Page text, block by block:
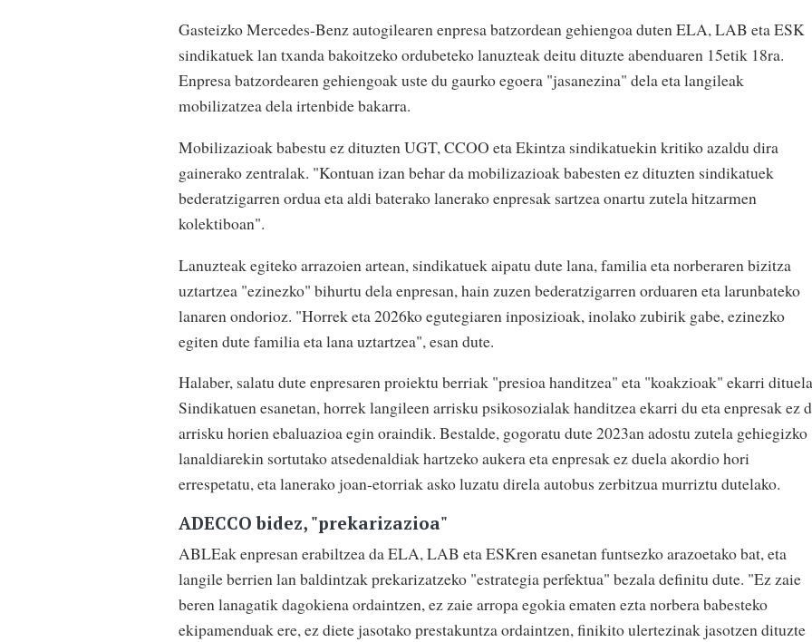
Gasteizko Mercedes-Benz autogilearen enpresa batzordean gehiengoa duten ELA, LAB eta ESK
sindikatuek lan txanda bakoitzeko ordubeteko lanuzteak deitu dituzte abenduaren 15etik 18ra.
Enpresa batzordearen gehiengoak uste du gaurko egoera "jasanezina" dela eta langileak
mobilizatzea dela irtenbide bakarra.
Mobilizazioak babestu ez dituzten UGT, CCOO eta Ekintza sindikatuekin kritiko azaldu dira
gainerako zentralak. "Kontuan izan behar da mobilizazioak babesten ez dituzten sindikatuek
bederatzigarren ordua eta aldi baterako lanerako enpresak sartzea onartu zutela hitzarmen
kolektiboan".
Lanuzteak egiteko arrazoien artean, sindikatuek aipatu dute lana, familia eta norberaren bizitza
uztartzea "ezinezko" bihurtu dela enpresan, hain zuzen bederatzigarren orduaren eta larunbateko
lanaren ondorioz. "Horrek eta 2026ko egutegiaren inposizioak, inolako zubirik gabe, ezinezko
egiten dute familia eta lana uztartzea", esan dute.
Halaber, salatu dute enpresaren proiektu berriak "presioa handitzea" eta "koakzioak" ekarri
Sindikatuen esanetan, horrek langileen arrisku psikosozialak handitzea ekarri du eta enpresak ez
arrisku horien ebaluazioa egin oraindik. Bestalde, gogoratu dute 2023an adostu zutela gehiegizko
lanaldiarekin sortutako atsedenaldiak hartzeko aukera eta enpresak ez duela akordio hori
errespetatu, eta lanerako joan-etorriak asko luzatu direla autobus zerbitzua murriztu dutelako.
ADECCO bidez, "prekarizazioa"
ABLEak enpresan erabiltzea da ELA, LAB eta ESKren esanetan funtsezko arazoetako bat, eta
langile berrien lan baldintzak prekarizatzeko "estrategia perfektua" bezala definitu dute. "Ez zaie
beren lanagatik dagokiena ordaintzen, ez zaie arropa egokia ematen ezta norbera babesteko
ekipamenduak ere, ez diete jasotako prestakuntza ordaintzen, finikito ulertezinak jasotzen dituzte